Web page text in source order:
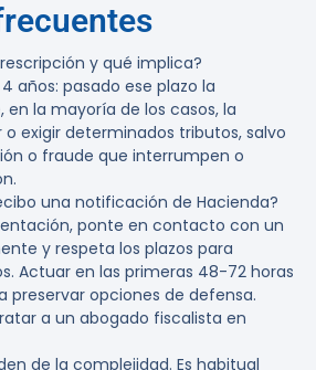
y qué implica?
años: pasado ese plazo la
en la mayoría de los casos, la
exigir determinados tributos, salvo
o fraude que interrumpen o
una notificación de Hacienda?
ponte en contacto con un
y respeta los plazos para
Actuar en las primeras 48-72 horas
preservar opciones de defensa.
a un abogado fiscalista en
de la complejidad. Es habitual